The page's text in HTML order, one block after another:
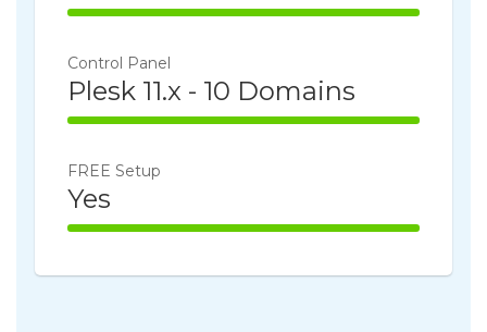
100% Complete
Control Panel
Plesk 11.x - 10 Domains
100% Complete
FREE Setup
Yes
100% Complete